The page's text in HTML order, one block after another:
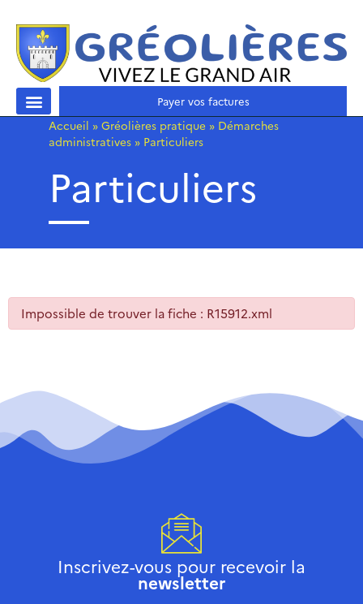
Payer vos factures
Accueil » Gréolières pratique » Démarches
administratives » Particuliers
Particuliers
Impossible de trouver la fiche : R15912.xml
Inscrivez-vous pour recevoir la
newsletter